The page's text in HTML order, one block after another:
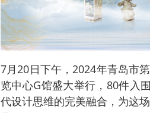
7月20日下午，2024年青岛市
览中心G馆盛大举行，80件入
代设计思维的完美融合，为这